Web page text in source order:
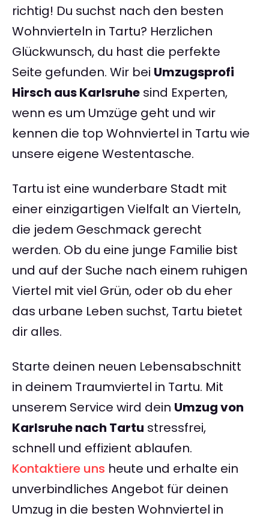
richtig! Du suchst nach den besten
Wohnvierteln in Tartu? Herzlichen
Glückwunsch, du hast die perfekte
Seite gefunden. Wir bei Umzugsprofi
Hirsch aus Karlsruhe sind Experten,
wenn es um Umzüge geht und wir
kennen die top Wohnviertel in Tartu wie
unsere eigene Westentasche.
Tartu ist eine wunderbare Stadt mit
einer einzigartigen Vielfalt an Vierteln,
die jedem Geschmack gerecht
werden. Ob du eine junge Familie bist
und auf der Suche nach einem ruhigen
Viertel mit viel Grün, oder ob du eher
das urbane Leben suchst, Tartu bietet
dir alles.
Starte deinen neuen Lebensabschnitt
in deinem Traumviertel in Tartu. Mit
unserem Service wird dein Umzug von
Karlsruhe nach Tartu stressfrei,
schnell und effizient ablaufen.
Kontaktiere uns heute und erhalte ein
unverbindliches Angebot für deinen
Umzug in die besten Wohnviertel in